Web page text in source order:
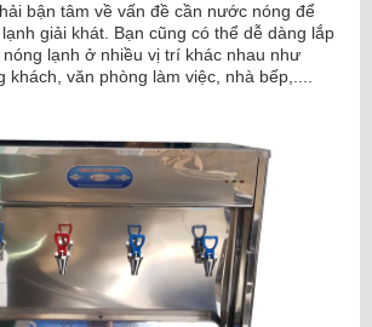
bận tâm về vấn đề cần nước nóng để
giải khát. Bạn cũng có thể dễ dàng lắp
lạnh ở nhiều vị trí khác nhau như
khách, văn phòng làm việc, nhà bếp,....